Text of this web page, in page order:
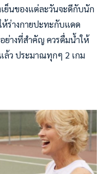
ย็นของแต่ละวันจะดีกับนัก
ห้ร่างกายปะทะกับแดด
ย่างที่สำคัญ ควรดื่มน้ำให้
ล้ว ประมาณทุกๆ 2 เกม